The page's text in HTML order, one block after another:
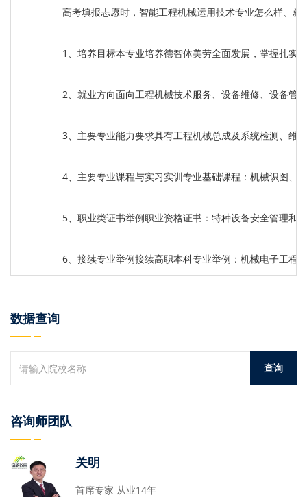
高考填报志愿时，智能工程机械运用技术专业怎么样、
1、培养目标本专业培养德智体美劳全面发展，掌握扎实
2、就业方向面向工程机械技术服务、设备维修、设备管
3、主要专业能力要求具有工程机械总成及系统检测、维
4、主要专业课程与实习实训专业基础课程：机械识图、
5、职业类证书举例职业资格证书：特种设备安全管理和
6、接续专业举例接续高职本科专业举例：机械电子工程
数据查询
咨询师团队
关明
首席专家 从业14年